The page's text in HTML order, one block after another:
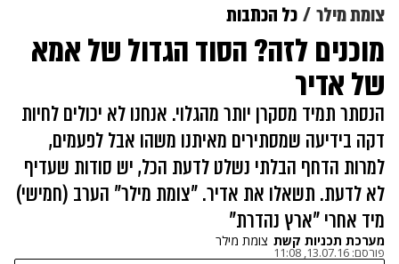
צומת מילר כל הכתבות
מוכנים לזה? הסוד הגדול של אמא
של אדיר
הנסתר תמיד מסקרן יותר מהגלוי. אנחנו לא יכולים לחיות
דקה בידיעה שמסתירים מאיתנו משהו אבל לפעמים,
למרות הדחף הבלתי נשלט לדעת הכל, יש סודות שעדיף
לא לדעת. תשאלו את אדיר. "צומת מילר" הערב (חמישי)
מיד אחרי "ארץ נהדרת"
מערכת תכניות קשת צומת מילר
פורסם: 13.07.16, 11:08